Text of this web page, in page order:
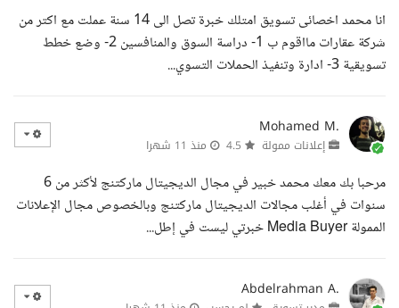
انا محمد اخصائى تسويق امتلك خبرة تصل الى 14 سنة عملت مع اكتر من
شركة عقارات مااقوم ب 1- دراسة السوق والمنافسين 2- وضع خطط
تسويقية 3- ادارة وتنفيذ الحملات التسوي...
Mohamed M.
إعلانات ممولة منذ 11 شهرا
مرحبا بك معك محمد خبير في مجال الديجيتال ماركتنج لأكثر من 6
سنوات في أغلب مجالات الديجيتال ماركتنج وبالخصوص مجال الإعلانات
الممولة Media Buyer خبرتي ليست في إطل...
Abdelrahman A.